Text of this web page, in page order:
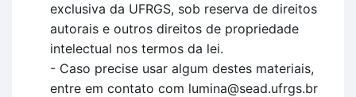
exclusiva da UFRGS, sob reserva de direitos
autorais e outros direitos de propriedade
intelectual nos termos da lei.
- Caso precise usar algum destes materiais,
entre em contato com lumina@sead.ufrgs.br